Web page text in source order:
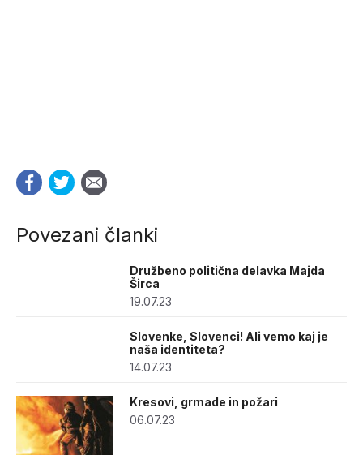
Povezani članki
Družbeno politična delavka Majda
Širca
19.07.23
Slovenke, Slovenci! Ali vemo kaj je
naša identiteta?
14.07.23
Kresovi, grmade in požari
06.07.23